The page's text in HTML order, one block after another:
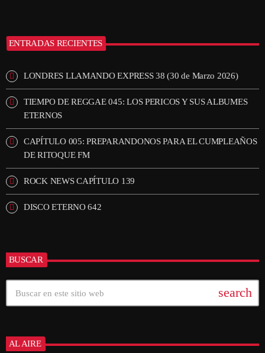
ENTRADAS RECIENTES
LONDRES LLAMANDO EXPRESS 38 (30 de Marzo 2026)
TIEMPO DE REGGAE 045: LOS PERICOS Y SUS ALBUMES
ETERNOS
CAPÍTULO 005: PREPARANDONOS PARA EL CUMPLEAÑOS
DE RITOQUE FM
ROCK NEWS CAPÍTULO 139
DISCO ETERNO 642
BUSCAR
search
AL AIRE